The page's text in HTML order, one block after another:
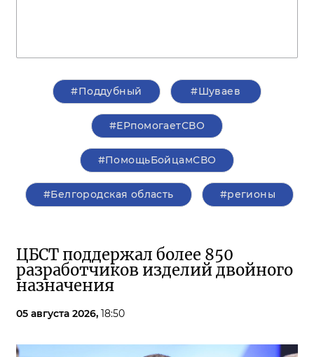
#Поддубный #Шуваев
#ЕРпомогаетСВО
#ПомощьБойцамСВО
#Белгородская область #регионы
ЦБСТ поддержал более 850
разработчиков изделий двойного
назначения
05 августа 2026, 18:50